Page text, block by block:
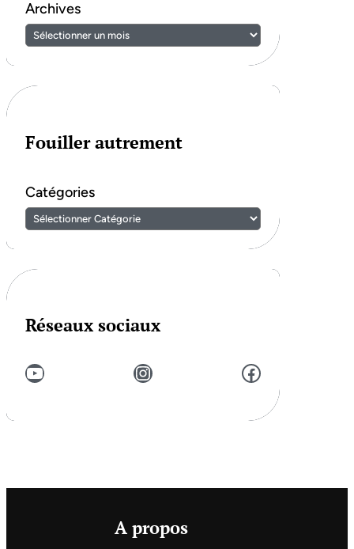
Archives
Fouiller autrement
Catégories
Réseaux sociaux
YouTube Instagram Facebook
A propos